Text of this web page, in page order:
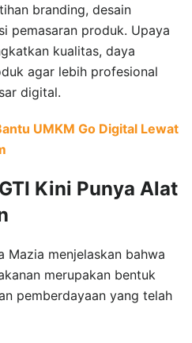
branding, desain
pemasaran produk. Upaya
kualitas, daya
agar lebih profesional
digital.
UMKM Go Digital Lewat
Kini Punya Alat
Mazia menjelaskan bahwa
merupakan bentuk
pemberdayaan yang telah